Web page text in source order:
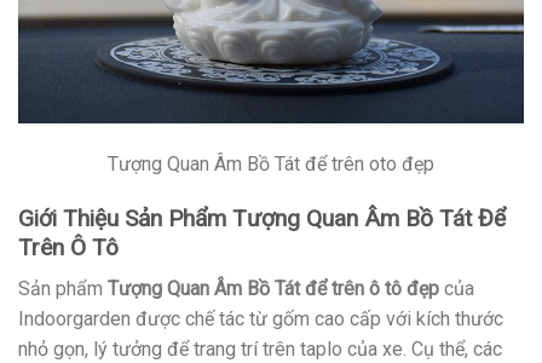
Tượng Quan Âm Bồ Tát để trên oto đẹp
Giới Thiệu Sản Phẩm Tượng Quan Âm Bồ Tát Để
Trên Ô Tô
Sản phẩm Tượng Quan Âm Bồ Tát để trên ô tô đẹp của
Indoorgarden được chế tác từ gốm cao cấp với kích thước
nhỏ gọn, lý tưởng để trang trí trên taplo của xe. Cụ thể, các